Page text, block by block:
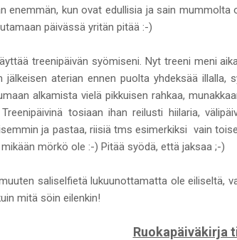
enemmän, kun ovat edullisia ja sain
päivässä yritän pitää :-)
treenipäivän syömiseni. Nyt treeni meni
jälkeisen aterian ennen puolta yhdeksää
alkamista vielä pikkuisen rahkaa,
tosiaan ihan reilusti hiilaria,
ja pastaa, riisiä tms esimerkiksi vain
mörkö ole :-) Pitää syödä, että jaksaa ;-)
saliselfietä lukuunottamatta ole eiliseltä,
mitä söin eilenkin!
Ruokapäiväkirja